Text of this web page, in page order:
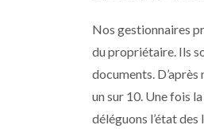
Nos gestionnaires
du propriétaire. Ils
documents.
un sur 10. Une fois
déléguons l’état